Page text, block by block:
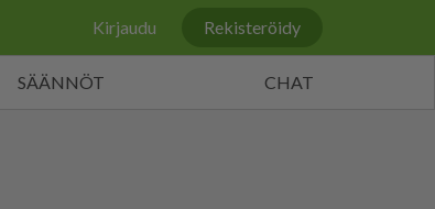
Kirjaudu Rekisteröidy
SÄÄNNÖT CHAT